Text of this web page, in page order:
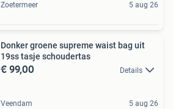
Zoetermeer 5 aug 26
Donker groene supreme waist bag uit
19ss tasje schoudertas
€ 99,00 Details
Veendam 5 aug 26